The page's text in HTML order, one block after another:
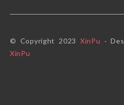
© Copyright 2023XinPu ·
XinPu